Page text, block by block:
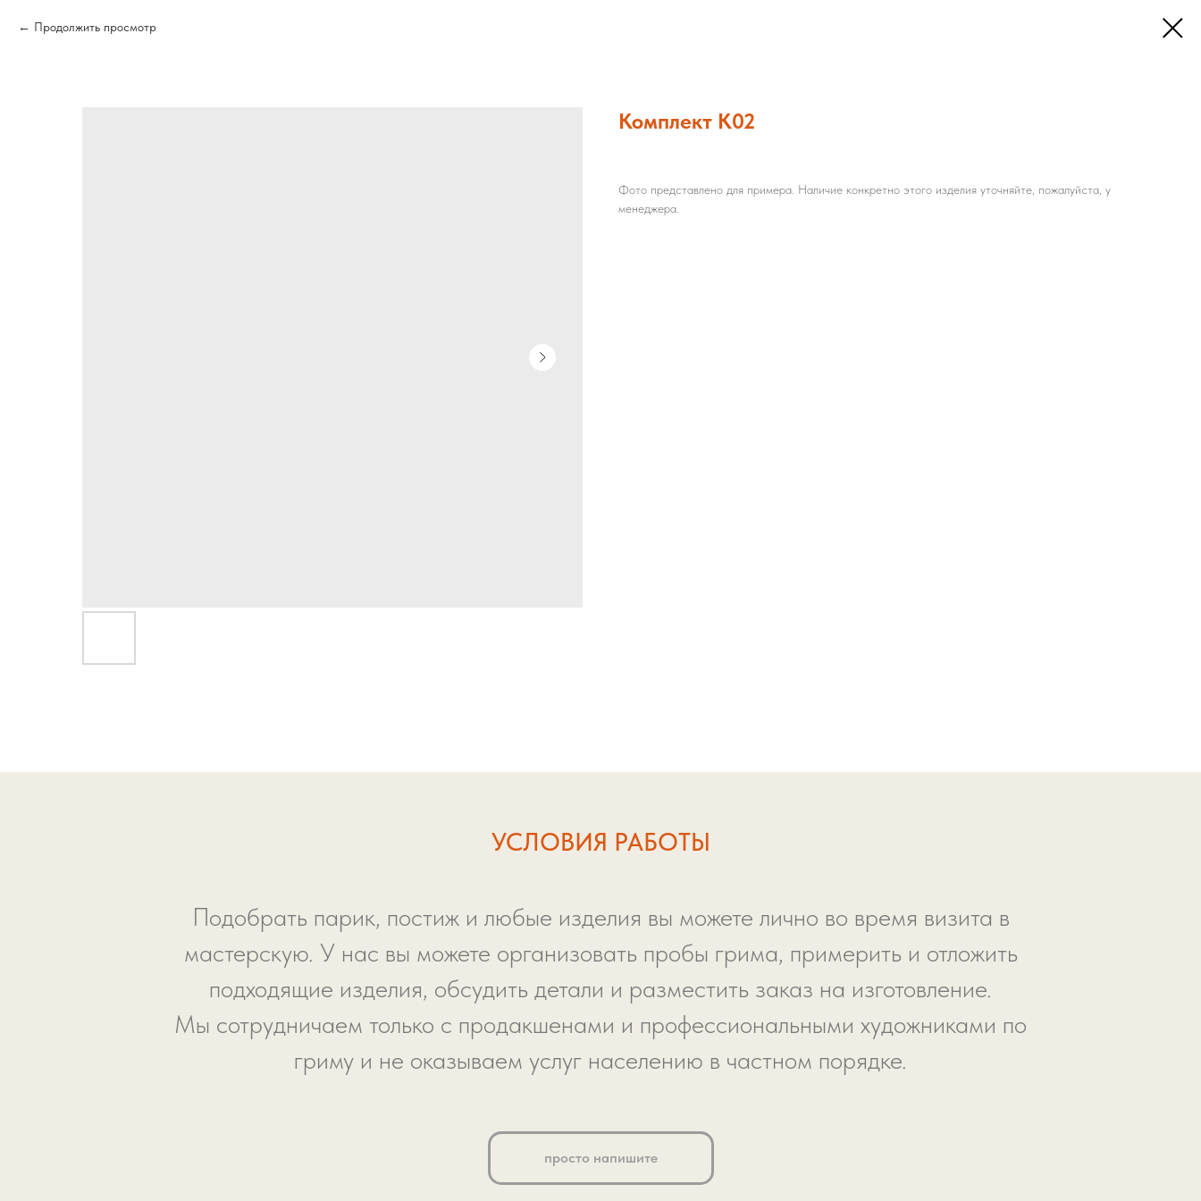
Продолжить просмотр
Комплект К02
Фото представлено для примера. Наличие конкретно этого изделия уточняйте, пожалуйста, у
менеджера.
УСЛОВИЯ РАБОТЫ
Подобрать парик, постиж и любые изделия вы можете лично во время визита в
мастерскую. У нас вы можете организовать пробы грима, примерить и отложить
подходящие изделия, обсудить детали и разместить заказ на изготовление.
Мы сотрудничаем только с продакшенами и профессиональными художниками по
гриму и не оказываем услуг населению в частном порядке.
просто напишите